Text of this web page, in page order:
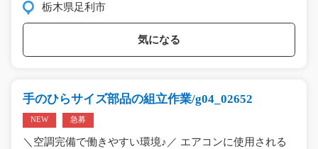
栃木県足利市
気になる
手のひらサイズ部品の組立作業/g04_02652
NEW 急募
＼空調完備で働きやすい環境♪／ エアコンに使用される